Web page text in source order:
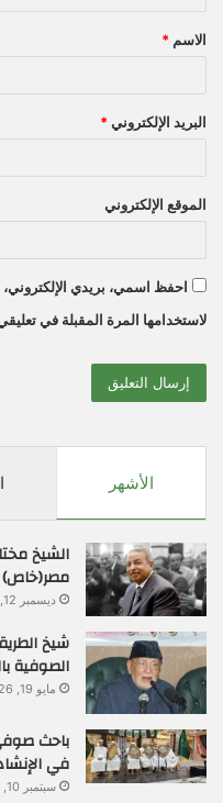
ق
*
الاسم *
البريد الإلكتروني *
الموقع الإلكتروني
احفظ اسمي، بريدي الإلكتروني،
لاستخدامها المرة المقبلة في
الأشهر
الشيخ
مصر(خاص)
ديسمبر 12, 2020
شيخ
الصوفية
مايو 19, 2026
باحث
في
سبتمبر 10, 2025